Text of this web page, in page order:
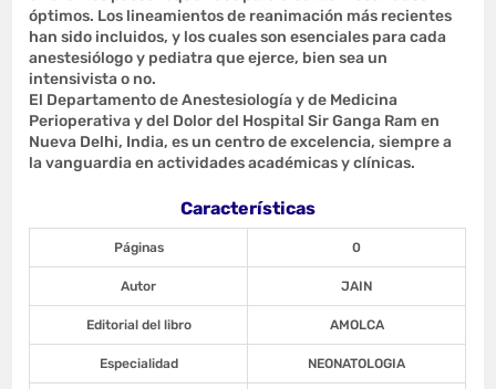
óptimos. Los lineamientos de reanimación más recientes
han sido incluidos, y los cuales son esenciales para cada
anestesiólogo y pediatra que ejerce, bien sea un
intensivista o no.
El Departamento de Anestesiología y de Medicina
Perioperativa y del Dolor del Hospital Sir Ganga Ram en
Nueva Delhi, India, es un centro de excelencia, siempre a
la vanguardia en actividades académicas y clínicas.
Características
Páginas 0
Autor JAIN
Editorial del libro AMOLCA
Especialidad NEONATOLOGIA